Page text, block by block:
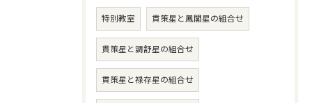
特別教室 貫策星と鳳閣星の組合せ
貫策星と調舒星の組合せ
貫策星と禄存星の組合せ